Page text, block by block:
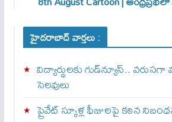
హైదరాబాద్ వార్తలు :
విద్యార్థులకు గుడ్‌న్యూస్..
సెలవులు
ప్రైవేట్ స్కూళ్ల ఫీజులపై కఠిన